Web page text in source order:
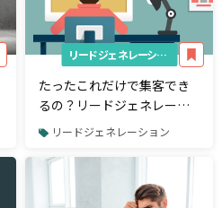
リードジェネレーション
たったこれだけで集客でき
るの？リードジェネレーシ
ョンのためのシンプルすぎ
リードジェネレーション